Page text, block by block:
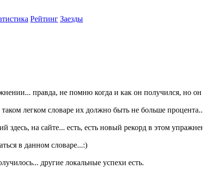
Рейтинг Заезды
правда, не помню когда и как он получился, но он
легком словаре их должно быть не больше
на сайте... есть, есть новый рекорд в этом
в данном словаре...:)
другие локальные успехи есть.